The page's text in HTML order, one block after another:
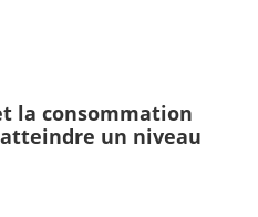
la consommation
un niveau